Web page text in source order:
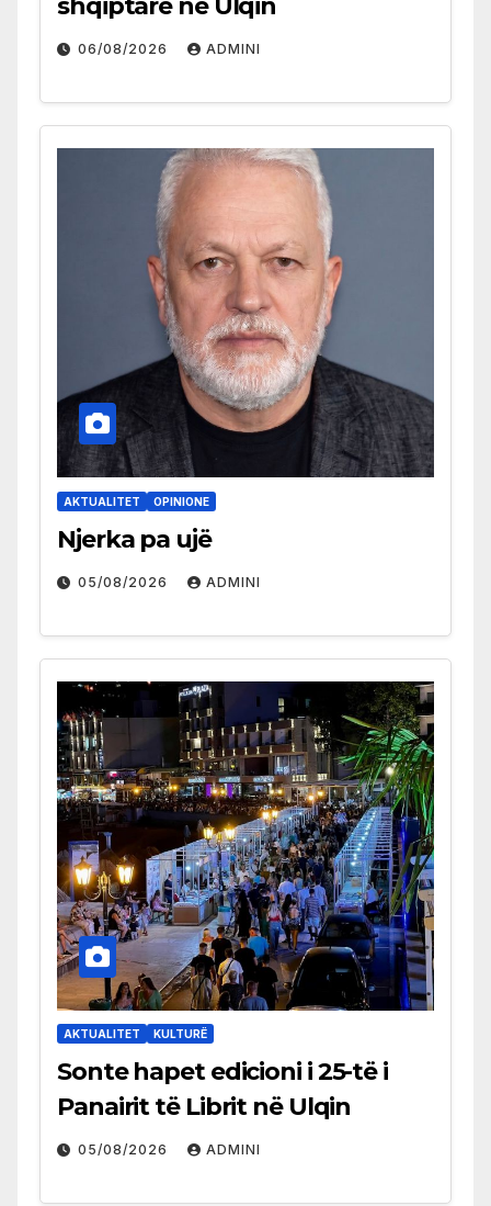
shqiptare në Ulqin
06/08/2026 ADMINI
AKTUALITET OPINIONE
Njerka pa ujë
05/08/2026 ADMINI
AKTUALITET KULTURË
Sonte hapet edicioni i 25-të i
Panairit të Librit në Ulqin
05/08/2026 ADMINI